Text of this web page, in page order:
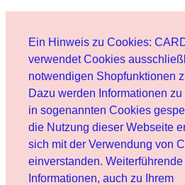
Ein Hinweis zu Cookies:
verwendet Cookies
notwendigen Shopfunktionen
Dazu werden Informationen
in sogenannten Cookies
die Nutzung dieser Webseite
sich mit der Verwendung von
einverstanden. Weiterführende
Informationen, auch zu Ihrem
Benutzer